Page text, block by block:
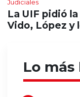
Judiciales
La UIF pidió
Vido, López y
Lo más